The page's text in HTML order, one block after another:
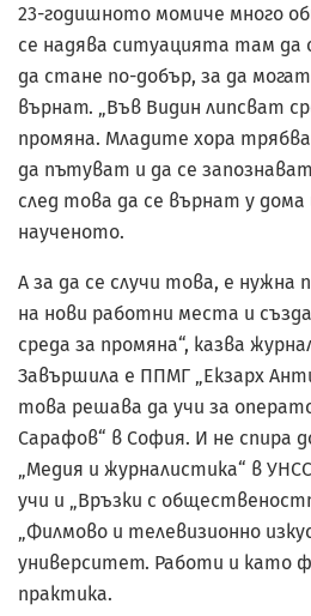
23-годишното момиче много
се надява ситуацията там
да стане по-добър, за да
върнат. „Във Видин липсват
промяна. Младите хора
да пътуват и да се
след това да се върнат у
наученото.
А за да се случи това, е нужна
на нови работни места и
среда за промяна“, казва
Завършила е ППМГ „Екзарх
това решава да учи за
Сарафов“ в София. И не спира
„Медия и журналистика“ в
учи и „Връзки с
„Филмово и телевизионно
университет. Работи и като
практика.